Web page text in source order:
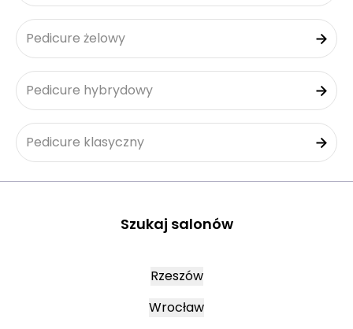
Pedicure żelowy
Pedicure hybrydowy
Pedicure klasyczny
Szukaj salonów
Rzeszów
Wrocław